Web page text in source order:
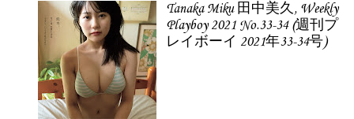
Tanaka Miku 田中美久, Weekly
Playboy 2021 No.33-34 (週刊プ
レイボーイ 2021年33-34号)